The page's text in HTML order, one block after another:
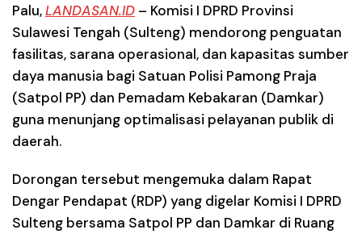
Palu,LANDASAN.ID – Komisi I DPRD Provinsi
Sulawesi Tengah (Sulteng) mendorong penguatan
fasilitas, sarana operasional, dan kapasitas sumber
daya manusia bagi Satuan Polisi Pamong Praja
(Satpol PP) dan Pemadam Kebakaran (Damkar)
guna menunjang optimalisasi pelayanan publik di
daerah.
Dorongan tersebut mengemuka dalam Rapat
Dengar Pendapat (RDP) yang digelar Komisi I DPRD
Sulteng bersama Satpol PP dan Damkar di Ruang